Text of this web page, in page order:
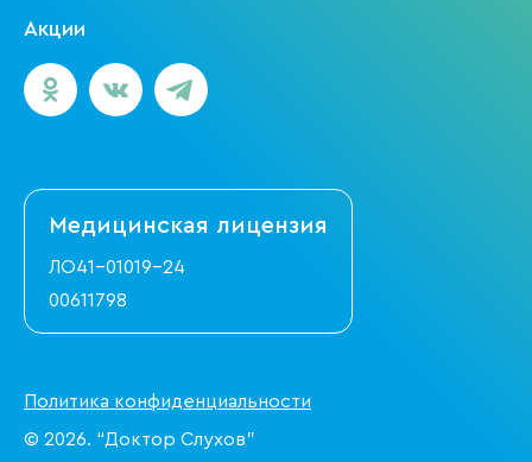
Акции
Политика конфиденциальности
© 2026. “Доктор Слухов”
Медицинская лицензия
ЛО41-01019-24
00611798